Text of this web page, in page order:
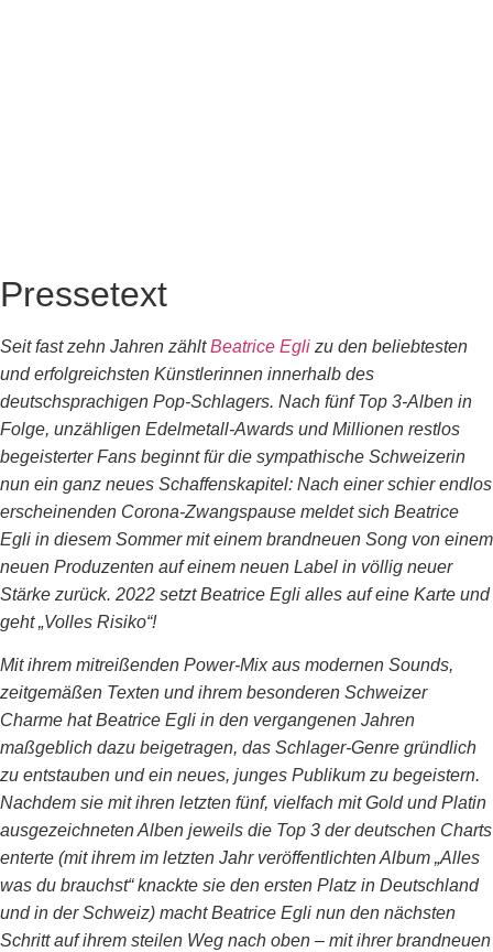
Pressetext
Seit fast zehn Jahren zähltBeatrice Egli zu den beliebtesten
und erfolgreichsten Künstlerinnen innerhalb des
deutschsprachigen Pop-Schlagers. Nach fünf Top 3-Alben in
Folge, unzähligen Edelmetall-Awards und Millionen restlos
begeisterter Fans beginnt für die sympathische Schweizerin
nun ein ganz neues Schaffenskapitel: Nach einer schier endlos
erscheinenden Corona-Zwangspause meldet sich Beatrice
Egli in diesem Sommer mit einem brandneuen Song von einem
neuen Produzenten auf einem neuen Label in völlig neuer
Stärke zurück. 2022 setzt Beatrice Egli alles auf eine Karte und
geht „Volles Risiko“!
Mit ihrem mitreißenden Power-Mix aus modernen Sounds,
zeitgemäßen Texten und ihrem besonderen Schweizer
Charme hat Beatrice Egli in den vergangenen Jahren
maßgeblich dazu beigetragen, das Schlager-Genre gründlich
zu entstauben und ein neues, junges Publikum zu begeistern.
Nachdem sie mit ihren letzten fünf, vielfach mit Gold und Platin
ausgezeichneten Alben jeweils die Top 3 der deutschen Charts
enterte (mit ihrem im letzten Jahr veröffentlichten Album „Alles
was du brauchst“ knackte sie den ersten Platz in Deutschland
und in der Schweiz) macht Beatrice Egli nun den nächsten
Schritt auf ihrem steilen Weg nach oben – mit ihrer brandneuen